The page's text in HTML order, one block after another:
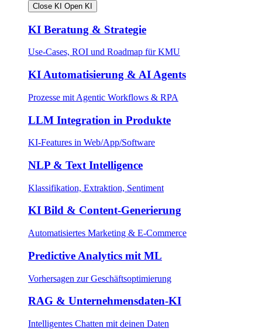
Close KI Open KI
KI Beratung & Strategie
Use-Cases, ROI und Roadmap für KMU
KI Automatisierung & AI Agents
Prozesse mit Agentic Workflows & RPA
LLM Integration in Produkte
KI-Features in Web/App/Software
NLP & Text Intelligence
Klassifikation, Extraktion, Sentiment
KI Bild & Content-Generierung
Automatisiertes Marketing & E-Commerce
Predictive Analytics mit ML
Vorhersagen zur Geschäftsoptimierung
RAG & Unternehmensdaten-KI
Intelligentes Chatten mit deinen Daten